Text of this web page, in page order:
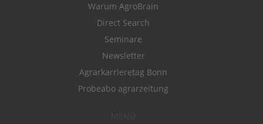
Warum AgroBrain
Direct Search
Seminare
Newsletter
Agrarkarrieretag Bonn
Probeabo agrarzeitung